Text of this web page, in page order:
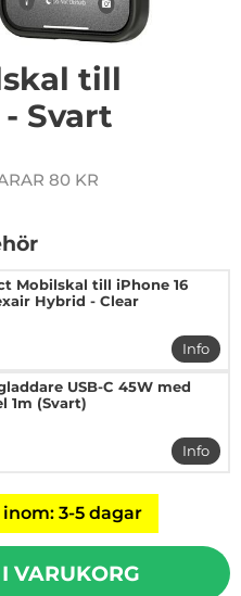
till
Svart
80 KR
Mobilskal till iPhone 16
Hybrid - Clear
Info
mer
USB-C 45W med
1m (Svart)
Info
mer
3-5 dagar
VARUKORG